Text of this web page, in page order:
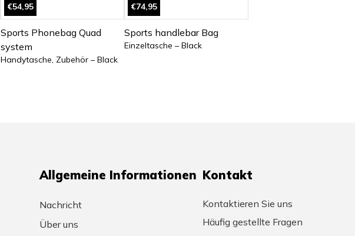
€54,95
Sports Phonebag Quad
system
Handytasche, Zubehör – Black
€74,95
Sports handlebar Bag
Einzeltasche – Black
Allgemeine Informationen
Nachricht
Über uns
Kontakt
Kontaktieren Sie uns
Häufig gestellte Fragen